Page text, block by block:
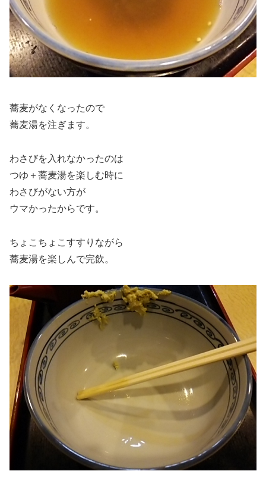
蕎麦がなくなったので
蕎麦湯を注ぎます。
わさびを入れなかったのは
つゆ＋蕎麦湯を楽しむ時に
わさびがない方が
ウマかったからです。
ちょこちょこすすりながら
蕎麦湯を楽しんで完飲。